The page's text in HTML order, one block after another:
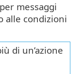
messaggi
alle condizioni
di un’azione